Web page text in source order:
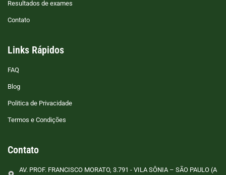
Resultados de exames
Contato
Links Rápidos
FAQ
Blog
Politica de Privacidade
Termos e Condições
Contato
AV. PROF. FRANCISCO MORATO, 3.791 - VILA SÔNIA – SÃO PAULO (A